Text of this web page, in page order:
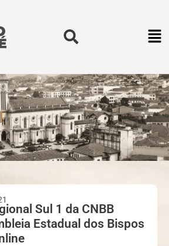
Sul 1 da CNBB
Estadual dos Bispos